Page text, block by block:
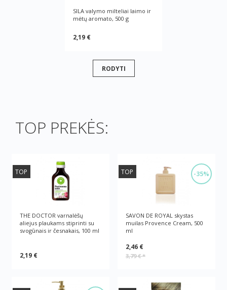
SILA valymo milteliai laimo ir
mėtų aromato, 500 g
2,19 €
RODYTI
TOP PREKĖS:
TOP
THE DOCTOR varnalėšų
aliejus plaukams stiprinti su
svogūnais ir česnakais, 100 ml
2,19 €
-35%
TOP
SAVON DE ROYAL skystas
muilas Provence Cream, 500
ml
2,46 €
3,79 €*